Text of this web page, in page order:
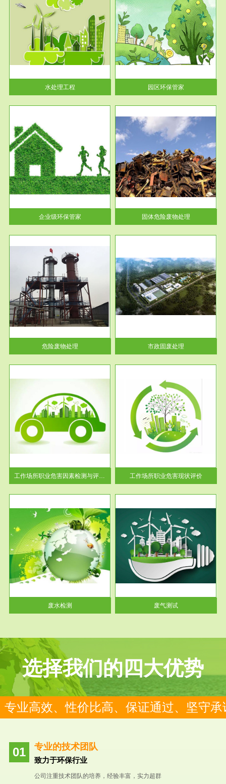
水处理工程
服务范围
园区环保管家
2016 年 4 月，环保部下发《关
于积极发挥环境保护作用促进供
给侧结...
园区环保管家
企业级环保管家
服务范围
固体危险废物处理
固体废物解释：固体废物是指人
们在生产建设、日常生活和其他
活动中...
固体危险废物处理
危险废物处理
服务范围
市政固废处理
蔚蓝生态环境科技所从事的市政
废物处理业务包括市政废物的处
理处...
市政固废处理
工作场所职业危害因素检测与评价...
服务范围
工作场所职业危害现状评价
【现状评价意义】：具体因素---
-通过质谱分析等多种手段明确
工作场...
工作场所职业危害现状评价
废水检测
服务范围
废气测试
检测范围工业废气检测包括有机
废气和无机废气。有机废气主要
包括...
废气测试
选择我们的四大优势
专业高效、性价比高、保证通过、坚守承
专业的技术团队
致力于环保行业
公司注重技术团队的培养，经验丰富，实力超群